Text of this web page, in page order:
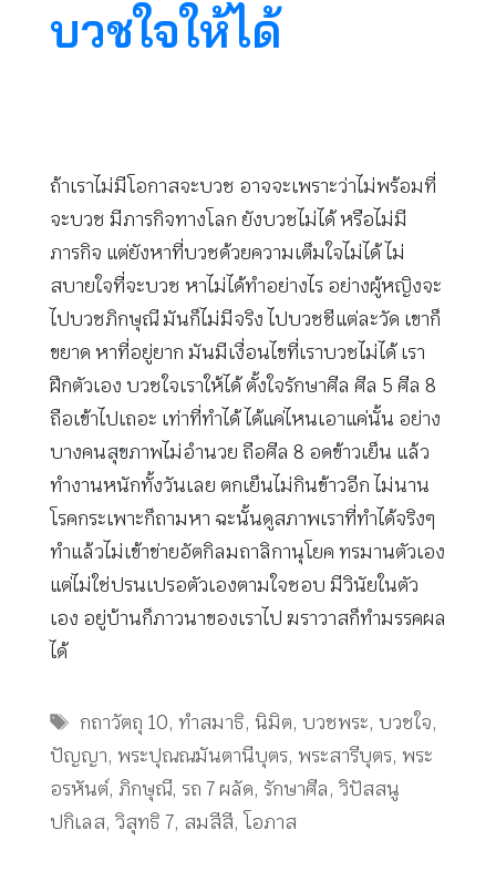
บวชใจให้ได้
ถ้าเราไม่มีโอกาสจะบวช อาจจะเพราะว่าไม่พร้อมที่
จะบวช มีภารกิจทางโลก ยังบวชไม่ได้ หรือไม่มี
ภารกิจ แต่ยังหาที่บวชด้วยความเต็มใจไม่ได้ ไม่
สบายใจที่จะบวช หาไม่ได้ทำอย่างไร อย่างผู้หญิงจะ
ไปบวชภิกษุณี มันก็ไม่มีจริง ไปบวชชีแต่ละวัด เขาก็
ขยาด หาที่อยู่ยาก มันมีเงื่อนไขที่เราบวชไม่ได้ เรา
ฝึกตัวเอง บวชใจเราให้ได้ ตั้งใจรักษาศีล ศีล 5 ศีล 8
ถือเข้าไปเถอะ เท่าที่ทำได้ ได้แค่ไหนเอาแค่นั้น อย่าง
บางคนสุขภาพไม่อำนวย ถือศีล 8 อดข้าวเย็น แล้ว
ทำงานหนักทั้งวันเลย ตกเย็นไม่กินข้าวอีก ไม่นาน
โรคกระเพาะก็ถามหา ฉะนั้นดูสภาพเราที่ทำได้จริงๆ
ทำแล้วไม่เข้าข่ายอัตกิลมถาลิกานุโยค ทรมานตัวเอง
แต่ไม่ใช่ปรนเปรอตัวเองตามใจชอบ มีวินัยในตัว
เอง อยู่บ้านก็ภาวนาของเราไป ฆราวาสก็ทำมรรคผล
ได้
Tags
กถาวัตถุ 10, ทำสมาธิ, นิมิต, บวชพระ, บวชใจ,
ปัญญา, พระปุณณมันตานีบุตร, พระสารีบุตร, พระ
อรหันต์, ภิกษุณี, รถ 7 ผลัด, รักษาศีล, วิปัสสนู
ปกิเลส, วิสุทธิ 7, สมสีสี, โอภาส